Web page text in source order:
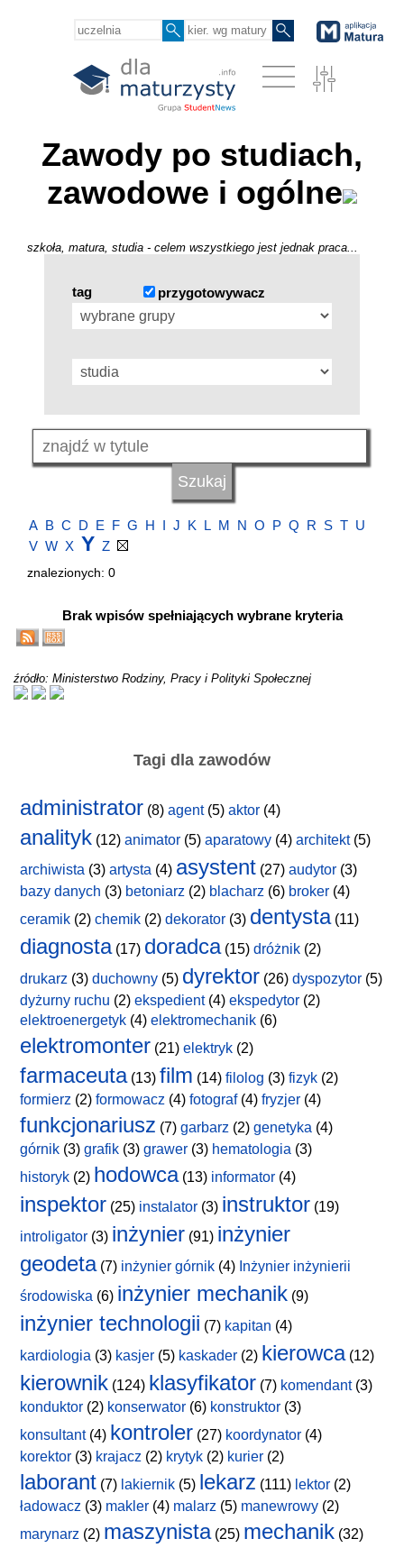
Zawody po studiach,
zawodowe i ogólne
szkoła, matura, studia - celem wszystkiego jest jednak praca...
tag przygotowywacz
A B C D E F G H I J K L M N O P Q R S T U
V W X Y Z
znalezionych: 0
Brak wpisów spełniających wybrane kryteria
źródło: Ministerstwo Rodziny, Pracy i Polityki Społecznej
Tagi dla zawodów
administrator (8) agent(5) aktor (4)
analityk (12) animator (5) aparatowy (4) architekt(5)
archiwista (3) artysta (4) asystent (27) audytor (3)
bazy danych (3) betoniarz (2) blacharz (6) broker (4)
ceramik (2) chemik (2) dekorator (3) dentysta(11)
diagnosta(17) doradca(15) dróżnik (2)
drukarz (3) duchowny (5) dyrektor (26) dyspozytor (5)
dyżurny ruchu (2) ekspedient(4) ekspedytor (2)
elektroenergetyk (4) elektromechanik (6)
elektromonter (21) elektryk (2)
farmaceuta(13) film (14) filolog (3) fizyk (2)
formierz (2) formowacz (4) fotograf(4) fryzjer (4)
funkcjonariusz (7) garbarz (2) genetyka (4)
górnik (3) grafik (3) grawer (3) hematologia (3)
historyk (2) hodowca(13) informator (4)
inspektor (25) instalator (3) instruktor (19)
introligator (3) inżynier (91) inżynier
geodeta(7) inżynier górnik (4) Inżynier inżynierii
środowiska (6) inżynier mechanik (9)
inżynier technologii (7) kapitan (4)
kardiologia (3) kasjer (5) kaskader (2) kierowca(12)
kierownik (124) klasyfikator (7) komendant(3)
konduktor (2) konserwator (6) konstruktor (3)
konsultant(4) kontroler (27) koordynator (4)
korektor (3) krajacz (2) krytyk (2) kurier (2)
laborant (7) lakiernik (5) lekarz (111) lektor (2)
ładowacz (3) makler (4) malarz (5) manewrowy (2)
marynarz (2) maszynista(25) mechanik (32)